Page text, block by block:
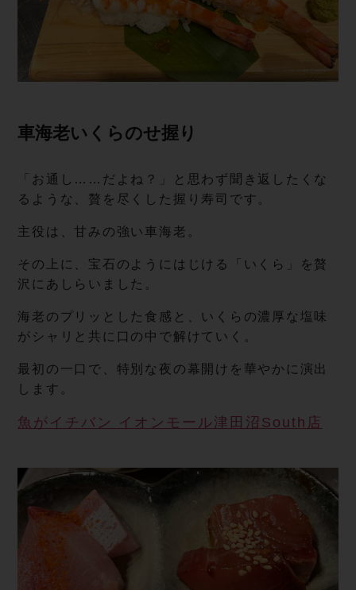
車海老いくら の せ 握 り
「お通し……だよね？」と思わず聞き返したくな
るような、贅を尽くした握り寿司です。
主役は、甘みの強い車海老。
その上に、宝石のようにはじける「いくら」を贅
沢にあしらいました。
海老のプリッとした食感と、いくらの濃厚な塩味
がシャリと共に口の中で解けていく。
最初の一口で、特別な夜の幕開けを華やかに演出
します。
魚がイチバン イオンモール津田沼South店